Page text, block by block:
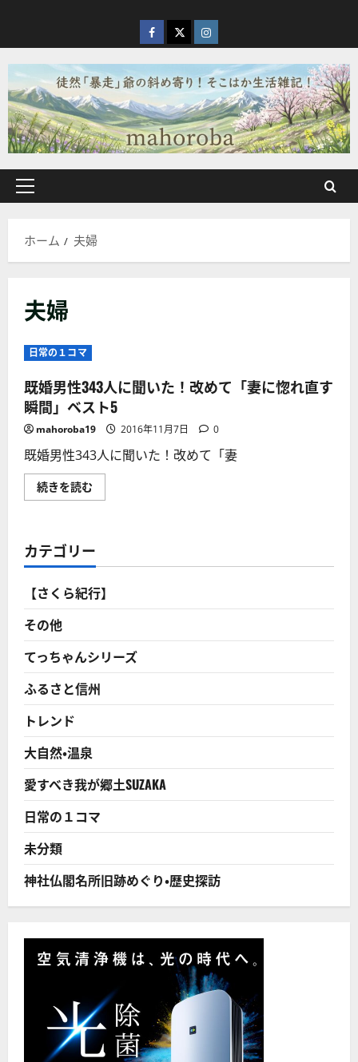
を
ス
キ
ッ
プ
facebook
X Instagram
メ
ン
ー
ホーム 夫婦
夫婦
日常の１コマ
既婚男性343人に聞いた！改めて「妻に惚れ直す
瞬間」ベスト5
mahoroba19 2016年11月7日 0
既婚男性343人に聞いた！改めて「妻
続きを読む
婚
に
聞
た！
改
め
に
惚
れ
直
す
瞬
間」
5
に
つ
い
て
さ
ら
に
カテゴリー
【さくら紀行】
その他
てっちゃんシリーズ
ふるさと信州
トレンド
大自然・温泉
愛すべき我が郷土SUZAKA
日常の１コマ
未分類
神社仏閣名所旧跡めぐり・歴史探訪